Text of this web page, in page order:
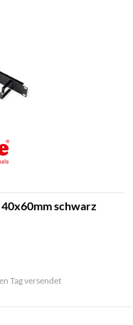
schwarz
Tag versendet